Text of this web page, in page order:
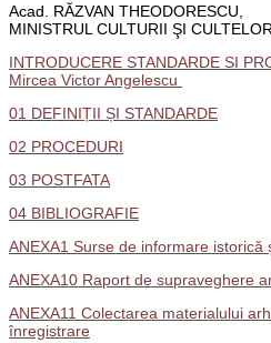
Acad. RĂZVAN THEODORESCU,
MINISTRUL CULTURII ŞI CULTELOR
INTRODUCERE STANDARDE SI
Mircea Victor Angelescu
01 DEFINIȚII ȘI STANDARDE
02 PROCEDURI
03 POSTFATA
04 BIBLIOGRAFIE
ANEXA1 Surse de informare istorică
ANEXA10 Raport de supraveghere
ANEXA11 Colectarea materialului
înregistrare